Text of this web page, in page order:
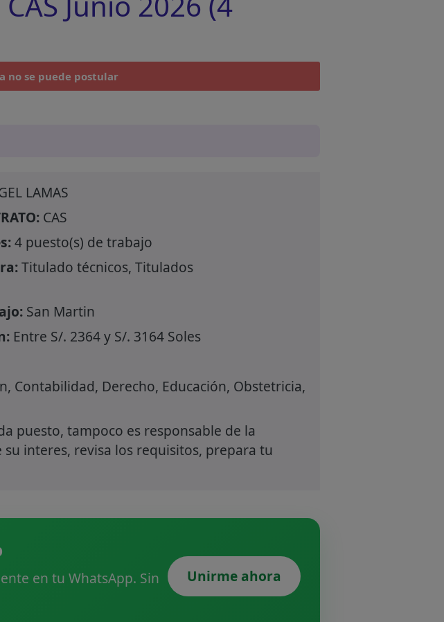
no se puede postular
LAMAS
CAS
4 puesto(s) de trabajo
Titulado técnicos, Titulados
San Martin
Entre S/. 2364 y S/. 3164 Soles
Contabilidad, Derecho, Educación, Obstetricia,
puesto, tampoco es responsable de la
interes, revisa los requisitos, prepara tu
en tu WhatsApp. Sin
Unirme ahora